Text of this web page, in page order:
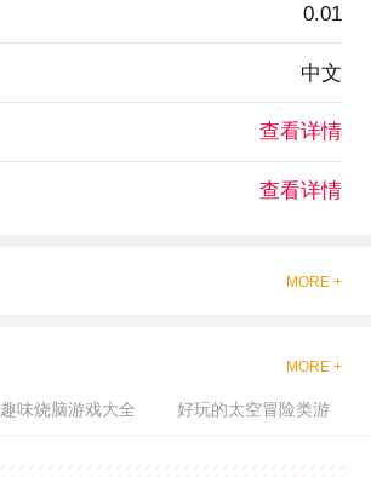
0.01
中文
查看详情
查看详情
MORE +
MORE +
趣味烧脑游戏大全 好玩的太空冒险类游